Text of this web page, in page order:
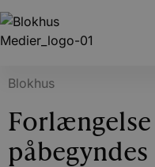
Blokhus
Forlængelse
påbegyndes